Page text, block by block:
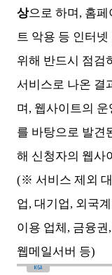
상으로 하며, 홈페
트 악용 등 인터넷
위해 반드시 점검
서비스로 나온 결
며, 웹사이트의
를 바탕으로 발견
해 신청자의 웹사
(※ 서비스 제외 대
업, 대기업, 외국
이용 업체, 금융
웹메일서버 등)